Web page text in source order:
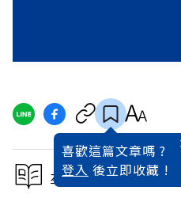
喜歡這篇文章嗎 ?
登入 後立即收藏 !
本文出自 2009 / 4月